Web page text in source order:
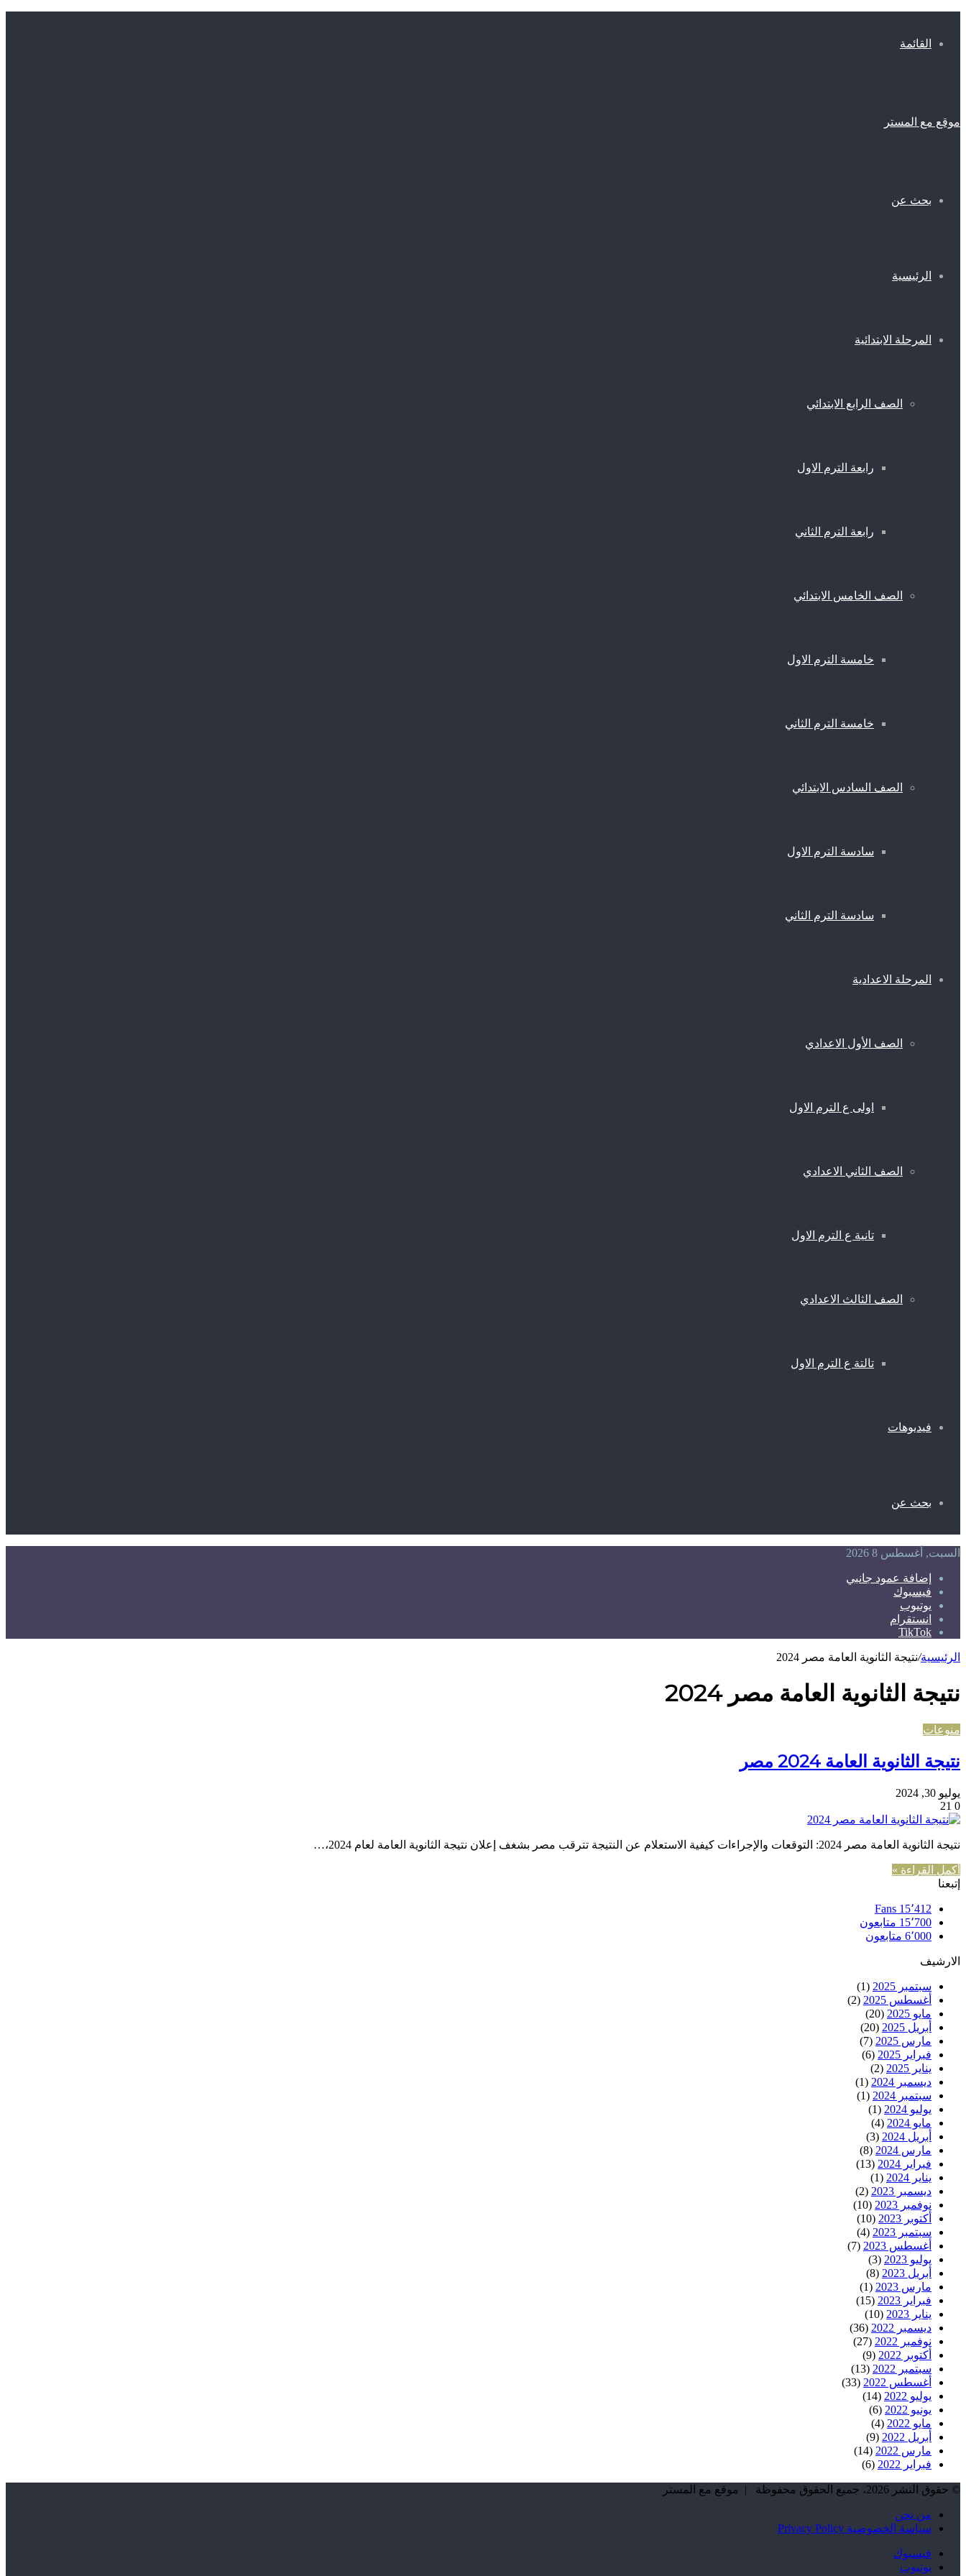
القائمة
موقع مع المستر
بحث عن
الرئيسية
المرحلة الابتدائية
الصف الرابع الابتدائي
رابعة الترم الاول
رابعة الترم الثاني
الصف الخامس الابتدائي
خامسة الترم الاول
خامسة الترم الثاني
الصف السادس الابتدائي
سادسة الترم الاول
سادسة الترم الثاني
المرحلة الاعدادية
الصف الأول الاعدادي
اولى ع الترم الاول
الصف الثاني الاعدادي
تانية ع الترم الاول
الصف الثالث الاعدادي
تالتة ع الترم الاول
فيديوهات
بحث عن
السبت, أغسطس 8 2026
إضافة عمود جانبي
فيسبوك
يوتيوب
انستقرام
TikTok
الرئيسية/نتيجة الثانوية العامة مصر 2024
نتيجة الثانوية العامة مصر 2024
منوعات
نتيجة الثانوية العامة 2024 مصر
يوليو 30, 2024
0
نتيجة الثانوية العامة مصر 2024: التوقعات والإجراءات كيفية الاستعلام عن النتيجة تترقب مصر بشغف إعلان نتيجة الثانوية العامة لعام 2024،…
أكمل القراءة »
إتبعنا
15٬412 Fans
15٬700 متابعون
6٬000 متابعون
الارشيف
سبتمبر 2025
(1)
أغسطس 2025
(2)
مايو 2025
(20)
أبريل 2025
(20)
مارس 2025
(7)
فبراير 2025
(6)
يناير 2025
(2)
ديسمبر 2024
(1)
سبتمبر 2024
(1)
يوليو 2024
(1)
مايو 2024
(4)
أبريل 2024
(3)
مارس 2024
(8)
فبراير 2024
(13)
يناير 2024
(1)
ديسمبر 2023
(2)
نوفمبر 2023
(10)
أكتوبر 2023
(10)
سبتمبر 2023
(4)
أغسطس 2023
(7)
يوليو 2023
(3)
أبريل 2023
(8)
مارس 2023
(1)
فبراير 2023
(15)
يناير 2023
(10)
ديسمبر 2022
(36)
نوفمبر 2022
(27)
أكتوبر 2022
(9)
سبتمبر 2022
(13)
أغسطس 2022
(33)
يوليو 2022
(14)
يونيو 2022
(6)
مايو 2022
(4)
أبريل 2022
(9)
مارس 2022
(14)
فبراير 2022
(6)
© حقوق النشر 2026، جميع الحقوق محفوظة | موقع مع المستر
من نحن
سياسة الخصوصية Privacy Policy
فيسبوك
يوتيوب